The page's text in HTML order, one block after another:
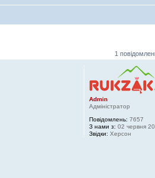
1
Admin
Адміністратор
Повідомлень: 7657
З нами з: 02 червня
Звідки: Херсон